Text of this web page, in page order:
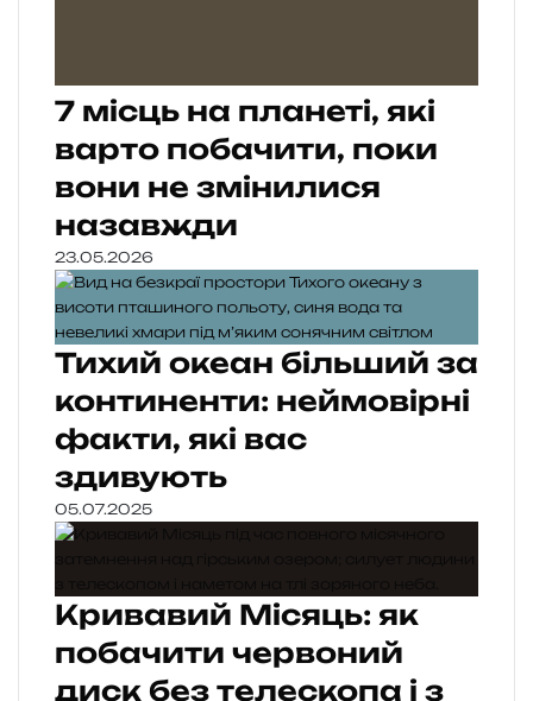
7 місць на планеті, які
варто побачити, поки
вони не змінилися
назавжди
23.05.2026
Тихий океан більший за
континенти: неймовірні
факти, які вас
здивують
05.07.2025
Кривавий Місяць: як
побачити червоний
диск без телескопа і з